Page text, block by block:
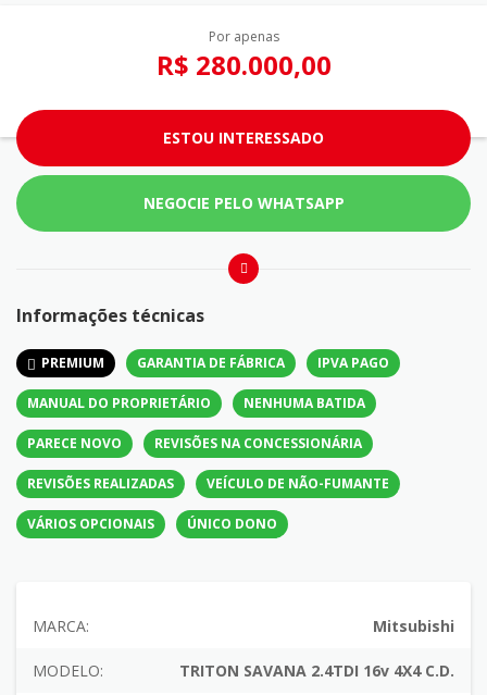
Por apenas
R$ 280.000,00
ESTOU INTERESSADO
NEGOCIE PELO WHATSAPP
Informações técnicas
PREMIUM GARANTIA DE FÁBRICA IPVA PAGO
MANUAL DO PROPRIETÁRIO NENHUMA BATIDA
PARECE NOVO REVISÕES NA CONCESSIONÁRIA
REVISÕES REALIZADAS VEÍCULO DE NÃO-FUMANTE
VÁRIOS OPCIONAIS ÚNICO DONO
MARCA: Mitsubishi
MODELO: TRITON SAVANA 2.4TDI 16v 4X4 C.D.